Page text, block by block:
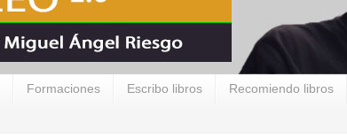
Formaciones Escribo libros Recomiendo libros